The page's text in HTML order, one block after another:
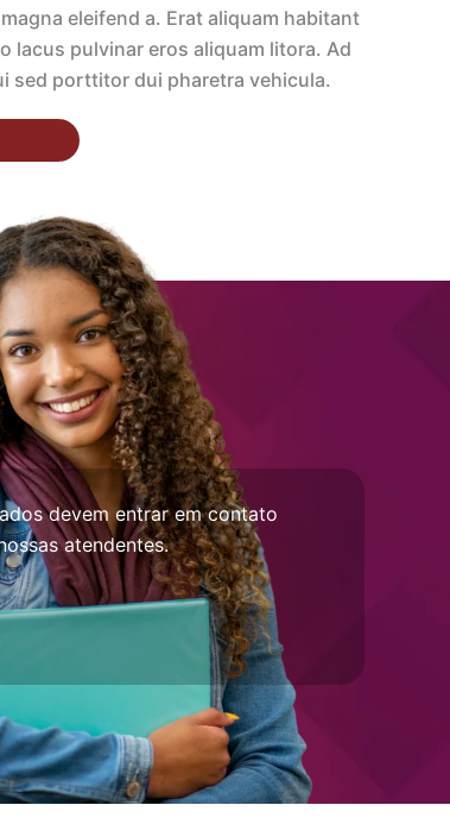
eleifend a. Erat aliquam habitant
lacus pulvinar eros aliquam litora. Ad
sed porttitor dui pharetra vehicula.
devem entrar em contato
atendentes.